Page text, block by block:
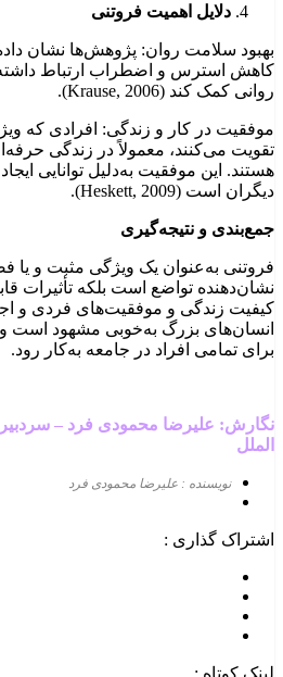
دلایل اهمیت فروتنی
بهبود سلامت روان: پژوهش‌ها نشان
کاهش استرس و اضطراب ارتباط داشته
روانی کمک کند (Krause, 2006).
موفقیت در کار و زندگی: افرادی که
تقویت می‌کنند، معمولاً در زندگی
هستند. این موفقیت به‌دلیل توانایی
دیگران است (Heskett, 2009).
جمع‌بندی و نتیجه‌گیری
فروتنی به‌عنوان یک ویژگی مثبت و یا
نشان‌دهنده تواضع است بلکه تأثیرات
کیفیت زندگی و موفقیت‌های فردی و
انسان‌های بزرگ به‌خوبی مشهود است و
برای تمامی افراد در جامعه به‌کار رود.
نگارش: علیرضا محمودی فرد –
الملل
نویسنده : علیرضا محمودی فرد
اشتراک گذاری :
لینک کوتاه :